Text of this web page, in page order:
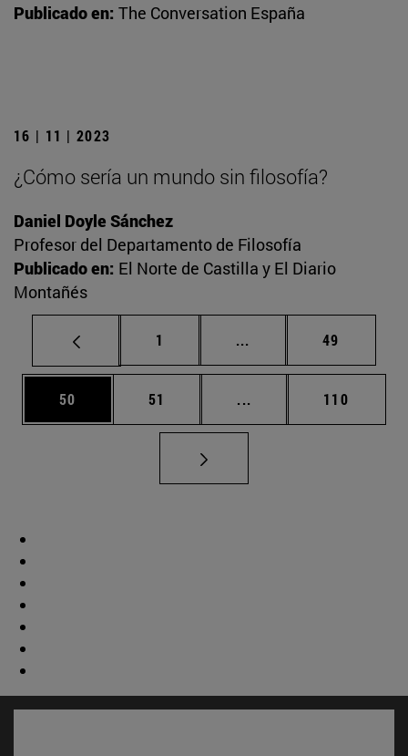
Publicado en: The Conversation España
16 | 11 | 2023
¿Cómo sería un mundo sin filosofía?
Daniel Doyle Sánchez
Profesor del Departamento de Filosofía
Publicado en: El Norte de Castilla y El Diario
Montañés
Página
1 ... Páginas intermedias
Página
49
Página
50 Página
51 ... Páginas intermedias
Página
110